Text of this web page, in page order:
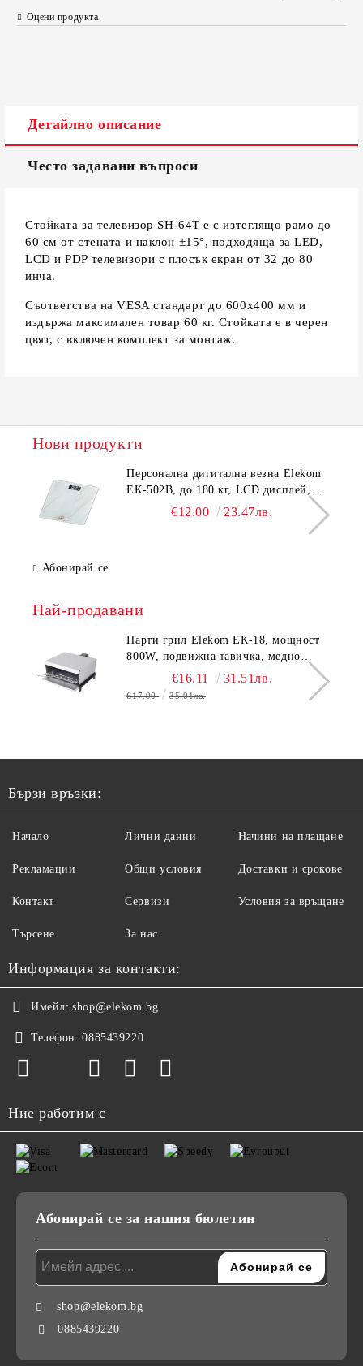
Съгласен съм с
Ние ще се свържем с вас в рамките на работния ден.
Оцени продукта
Детайлно описание
Често задавани въпроси
Стойката за телевизор SH-64T е с изтеглящо рамо до
60 см от стената и наклон ±15°, подходяща за LED,
LCD и PDP телевизори с плосък екран от 32 до 80
инча.
Съответства на VESA стандарт до 600х400 мм и
издържа максимален товар 60 кг. Стойката е в черен
цвят, с включен комплект за монтаж.
Нови продукти
Персонална дигитална везна Elekom
ЕК-502B, до 180 кг, LCD дисплей,
Темперирано стъкло - 6.0 мм,
€12.00 23.47лв.
Абонирай се
Най-продавани
Парти грил Elekom ЕК-18, мощност
800W, подвижна тавичка, медно
покритие на реотана
€16.11 31.51лв.
€17.90 35.01лв.
Бързи връзки:
Начало
Рекламации
Контакт
Търсене
Лични данни
Общи условия
Сервизи
За нас
Начини на плащане
Доставки и срокове
Условия за връщане
Информация за контакти:
Имейл: shop@elekom.bg
Телефон: 0885439220
Ние работим с
Абонирай се за нашия бюлетин
shop@elekom.bg
0885439220